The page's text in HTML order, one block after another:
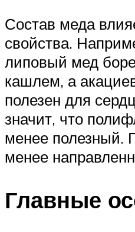
Состав меда
свойства.
липовый мед
кашлем, а
полезен для
значит, что
менее полезный.
менее
Главные